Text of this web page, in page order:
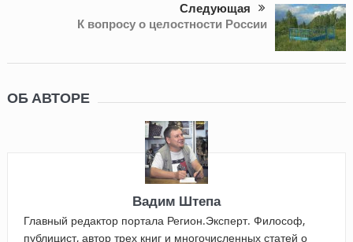
Следующая
К вопросу о целостности России
ОБ АВТОРЕ
Вадим Штепа
Главный редактор портала Регион.Эксперт. Философ,
публицист, автор трех книг и многочисленных статей о